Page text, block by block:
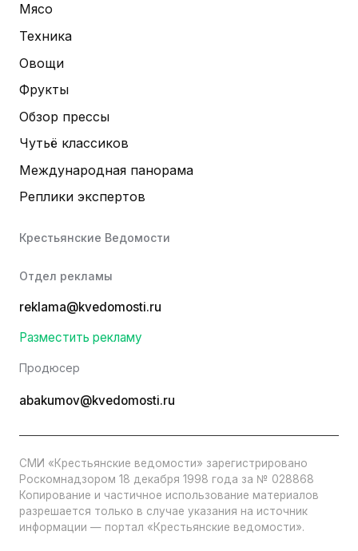
Мясо
Техника
Овощи
Фрукты
Обзор прессы
Чутьё классиков
Международная панорама
Реплики экспертов
Крестьянские Ведомости
Отдел рекламы
reklama@kvedomosti.ru
Разместить рекламу
Продюсер
abakumov@kvedomosti.ru
СМИ «Крестьянские ведомости» зарегистрировано
Роскомнадзором 18 декабря 1998 года за № 028868
Копирование и частичное использование материалов
разрешается только в случае указания на источник
информации — портал «Крестьянские ведомости».